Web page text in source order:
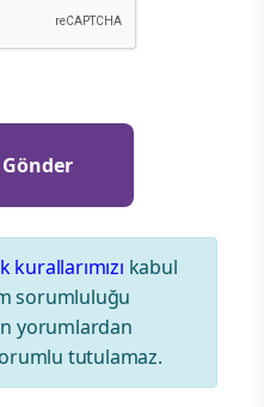
kurallarımızı kabul
sorumluluğu
yorumlardan
tutulamaz.